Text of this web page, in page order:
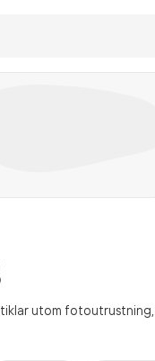
utom fotoutrustning